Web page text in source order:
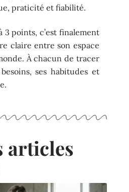
praticité et fiabilité.
points, c’est finalement
claire entre son espace
À chacun de tracer
ses habitudes et
articles